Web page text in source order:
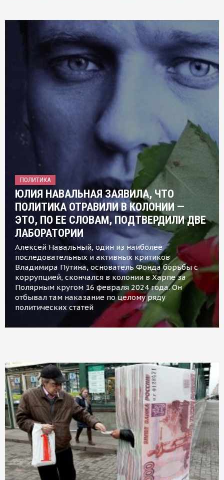
ПОЛИТИКА
ЮЛИЯ НАВАЛЬНАЯ ЗАЯВИЛА, ЧТО
ПОЛИТИКА ОТРАВИЛИ В КОЛОНИИ —
ЭТО, ПО ЕЕ СЛОВАМ, ПОДТВЕРДИЛИ ДВЕ
ЛАБОРАТОРИИ
Алексей Навальный, один из наиболее
последовательных и активных критиков
Владимира Путина, основатель Фонда борьбы с
коррупцией, скончался в колонии в Харпе за
Полярным кругом 16 февраля 2024 года. Он
отбывал там наказание по целому ряду
политических статей